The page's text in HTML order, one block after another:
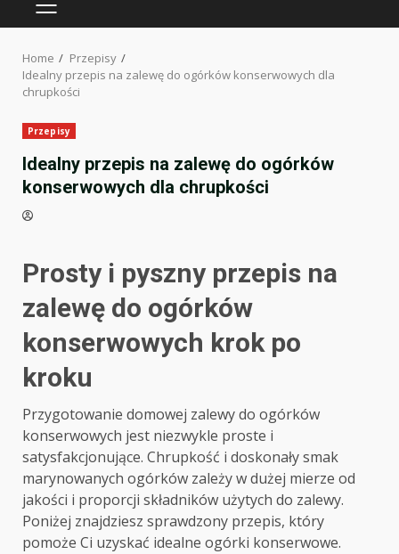
PRIMARY
Home
Przepisy
Idealny przepis na zalewę do ogórków konserwowych dla
chrupkości
Przepisy
Idealny przepis na zalewę do ogórków
konserwowych dla chrupkości
Prosty i pyszny przepis na
zalewę do ogórków
konserwowych krok po
kroku
Przygotowanie domowej zalewy do ogórków
konserwowych jest niezwykle proste i
satysfakcjonujące. Chrupkość i doskonały smak
marynowanych ogórków zależy w dużej mierze od
jakości i proporcji składników użytych do zalewy.
Poniżej znajdziesz sprawdzony przepis, który
pomoże Ci uzyskać idealne ogórki konserwowe.